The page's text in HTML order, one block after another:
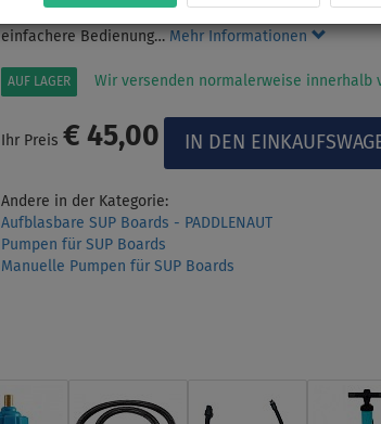
Erreichbarer Druck bis zu 20 PSI, "double/single
einfachere Bedienung… Mehr Informationen
AUF LAGER Wir versenden normalerweise innerhalb
Ihr Preis € 45,00
Andere in der Kategorie:
Aufblasbare SUP Boards - PADDLENAUT
Pumpen für SUP Boards
Manuelle Pumpen für SUP Boards